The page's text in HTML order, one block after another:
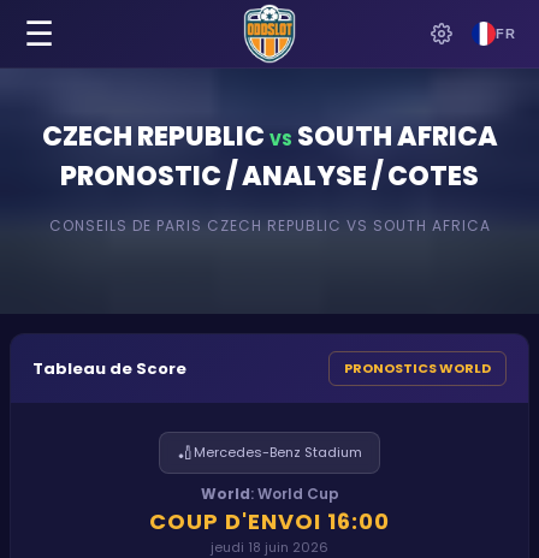
FR
☰
CZECH REPUBLIC VS SOUTH AFRICA
PRONOSTIC / ANALYSE / COTES
CONSEILS DE PARIS CZECH REPUBLIC VS SOUTH AFRICA
Tableau de Score PRONOSTICS WORLD
🏏Mercedes-Benz Stadium
World:World Cup
COUP D'ENVOI 16:00
jeudi 18 juin 2026